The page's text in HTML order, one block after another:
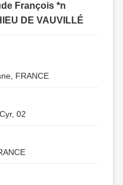
François *n
DE VAUVILLÉ
FRANCE
02